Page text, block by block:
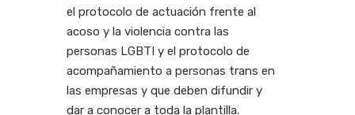
el protocolo de actuación frente al
acoso y la violencia contra las
personas LGBTI y el protocolo de
acompañamiento a personas trans en
las empresas y que deben difundir y
dar a conocer a toda la plantilla.